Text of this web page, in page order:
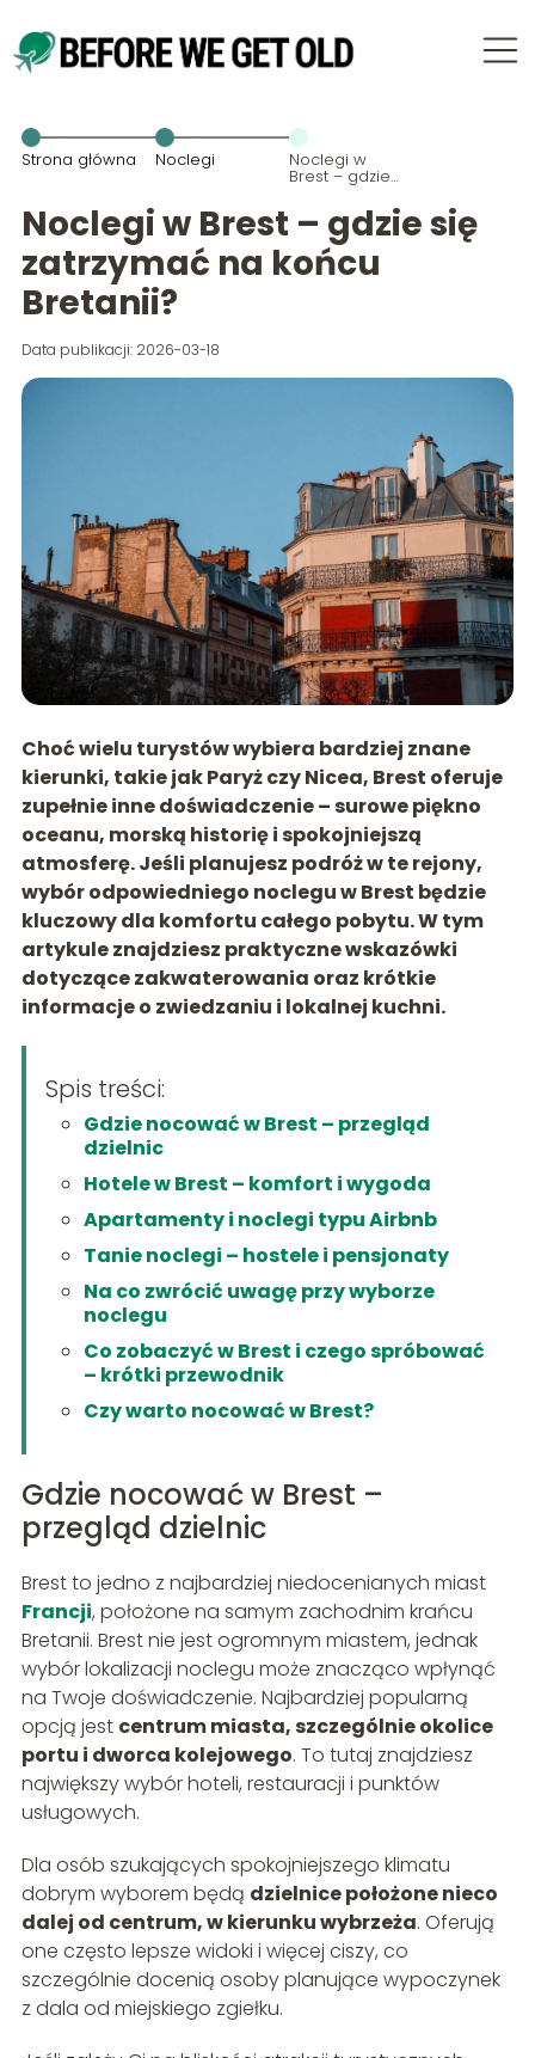
Strona główna Noclegi Noclegi w
Brest – gdzie
się zatrzymać
Bretanii?
Noclegi w Brest – gdzie się
zatrzymać na końcu
Bretanii?
Data publikacji: 2026-03-18
Choć wielu turystów wybiera bardziej znane
kierunki, takie jak Paryż czy Nicea, Brest oferuje
zupełnie inne doświadczenie – surowe piękno
oceanu, morską historię i spokojniejszą
atmosferę. Jeśli planujesz podróż w te rejony,
wybór odpowiedniego noclegu w Brest będzie
kluczowy dla komfortu całego pobytu. W tym
artykule znajdziesz praktyczne wskazówki
dotyczące zakwaterowania oraz krótkie
informacje o zwiedzaniu i lokalnej kuchni.
Spis treści:
Gdzie nocować w Brest – przegląd
dzielnic
Hotele w Brest – komfort i wygoda
Apartamenty i noclegi typu Airbnb
Tanie noclegi – hostele i pensjonaty
Na co zwrócić uwagę przy wyborze
noclegu
Co zobaczyć w Brest i czego spróbować
– krótki przewodnik
Czy warto nocować w Brest?
Gdzie nocować w Brest –
przegląd dzielnic
Brest to jedno z najbardziej niedocenianych miast
Francji, położone na samym zachodnim krańcu
Bretanii. Brest nie jest ogromnym miastem, jednak
wybór lokalizacji noclegu może znacząco wpłynąć
na Twoje doświadczenie. Najbardziej popularną
opcją jest centrum miasta, szczególnie okolice
portu i dworca kolejowego. To tutaj znajdziesz
największy wybór hoteli, restauracji i punktów
usługowych.
Dla osób szukających spokojniejszego klimatu
dobrym wyborem będą dzielnice położone nieco
dalej od centrum, w kierunku wybrzeża. Oferują
one często lepsze widoki i więcej ciszy, co
szczególnie docenią osoby planujące wypoczynek
z dala od miejskiego zgiełku.